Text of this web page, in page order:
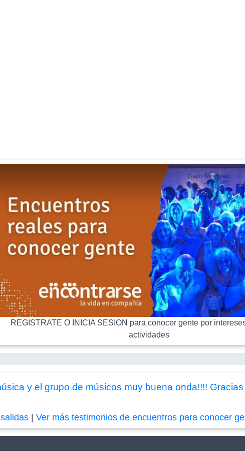
REGISTRATE O INICIA SESION para conocer gente por
actividades
y el grupo de músicos muy buena onda!!!!
|Ver más testimonios de encuentros para conocer